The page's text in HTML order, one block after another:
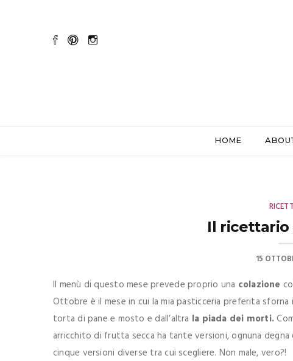
HOME
Il
15
Il menù di questo mese prevede proprio una colazione
Ottobre è il mese in cui la mia pasticceria preferita
torta di pane e mosto e dall’altra la piada dei morti.
arricchito di frutta secca ha tante versioni, ognuna
cinque versioni diverse tra cui scegliere. Non male, vero?!